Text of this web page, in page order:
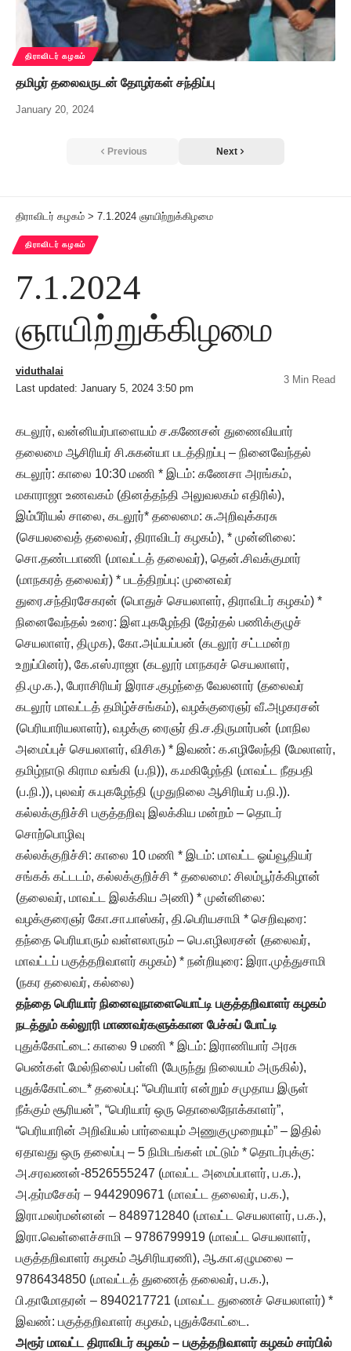
திராவிடர் கழகம்
தமிழர் தலைவருடன் தோழர்கள் சந்திப்பு
January 20, 2024
Previous Next
திராவிடர் கழகம் > 7.1.2024 ஞாயிற்றுக்கிழமை
திராவிடர் கழகம்
7.1.2024
ஞாயிற்றுக்கிழமை
Last updated: January 5, 2024 3:50 pm
viduthalai
3 Min Read
கடலூர், வன்னியர்பாளையம் ச.கணேசன் துணைவியார்
தலைமை ஆசிரியர் சி.சுகன்யா படத்திறப்பு – நினைவேந்தல்
கடலூர்: காலை 10:30 மணி * இடம்: கணேசா அரங்கம்,
மகாராஜா உணவகம் (தினத்தந்தி அலுவலகம் எதிரில்),
இம்பீரியல் சாலை, கடலூர்* தலைமை: சு.அறிவுக்கரசு
(செயலவைத் தலைவர், திராவிடர் கழகம்), * முன்னிலை:
சொ.தண்டபாணி (மாவட்டத் தலைவர்), தென்.சிவக்குமார்
(மாநகரத் தலைவர்) * படத்திறப்பு: முனைவர்
துரை.சந்திரசேகரன் (பொதுச் செயலாளர், திராவிடர் கழகம்) *
நினைவேந்தல் உரை: இள.புகழேந்தி (தேர்தல் பணிக்குழுச்
செயலாளர், திமுக), கோ.அய்யப்பன் (கடலூர் சட்டமன்ற
உறுப்பினர்), கே.எஸ்.ராஜா (கடலூர் மாநகரச் செயலாளர்,
தி.மு.க.), பேராசிரியர் இராச.குழந்தை வேலனார் (தலைவர்
கடலூர் மாவட்டத் தமிழ்ச்சங்கம்), வழக்குரைஞர் வீ.அழகரசன்
(பெரியாரியலாளர்), வழக்கு ரைஞர் தி.ச.திருமார்பன் (மாநில
அமைப்புச் செயலாளர், விசிக) * இவண்: க.எழிலேந்தி (மேலாளர்,
தமிழ்நாடு கிராம வங்கி (ப.நி)), க.மகிழேந்தி (மாவட்ட நீதபதி
(ப.நி.)), புலவர் சு.புகழேந்தி (முதுநிலை ஆசிரியர் ப.நி.)).
கல்லக்குறிச்சி பகுத்தறிவு இலக்கிய மன்றம் – தொடர்
சொற்பொழிவு
கல்லக்குறிச்சி: காலை 10 மணி * இடம்: மாவட்ட ஓய்வூதியர்
சங்கக் கட்டடம், கல்லக்குறிச்சி * தலைமை: சிலம்பூர்க்கிழான்
(தலைவர், மாவட்ட இலக்கிய அணி) * முன்னிலை:
வழக்குரைஞர் கோ.சா.பாஸ்கர், தி.பெரியசாமி * செறிவுரை:
தந்தை பெரியாரும் வள்ளலாரும் – பெ.எழிலரசன் (தலைவர்,
மாவட்டப் பகுத்தறிவாளர் கழகம்) * நன்றியுரை: இரா.முத்துசாமி
(நகர தலைவர், கல்லை)
தந்தை பெரியார் நினைவுநாளையொட்டி பகுத்தறிவாளர் கழகம்
நடத்தும் கல்லூரி மாணவர்களுக்கான பேச்சுப் போட்டி
புதுக்கோட்டை: காலை 9 மணி * இடம்: இராணியார் அரசு
பெண்கள் மேல்நிலைப் பள்ளி (பேருந்து நிலையம் அருகில்),
புதுக்கோட்டை* தலைப்பு: “பெரியார் என்றும் சமுதாய இருள்
நீக்கும் சூரியன்”, “பெரியார் ஒரு தொலைநோக்காளர்”,
“பெரியாரின் அறிவியல் பார்வையும் அணுகுமுறையும்” – இதில்
ஏதாவது ஒரு தலைப்பு – 5 நிமிடங்கள் மட்டும் * தொடர்புக்கு:
அ.சரவணன்-8526555247 (மாவட்ட அமைப்பாளர், ப.க.),
அ.தர்மசேகர் – 9442909671 (மாவட்ட தலைவர், ப.க.),
இரா.மலர்மன்னன் – 8489712840 (மாவட்ட செயலாளர், ப.க.),
இரா.வெள்ளைச்சாமி – 9786799919 (மாவட்ட செயலாளர்,
பகுத்தறிவாளர் கழகம் ஆசிரியரணி), ஆ.கா.ஏழுமலை –
9786434850 (மாவட்டத் துணைத் தலைவர், ப.க.),
பி.தாமோதரன் – 8940217721 (மாவட்ட துணைச் செயலாளர்) *
இவண்: பகுத்தறிவாளர் கழகம், புதுக்கோட்டை.
அரூர் மாவட்ட திராவிடர் கழகம் – பகுத்தறிவாளர் கழகம் சார்பில்